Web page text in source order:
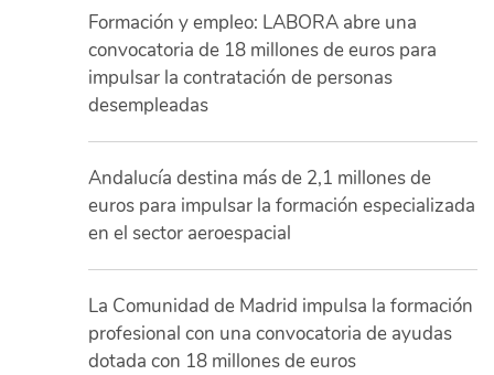
Formación y empleo: LABORA abre una
convocatoria de 18 millones de euros para
impulsar la contratación de personas
desempleadas
Andalucía destina más de 2,1 millones de
euros para impulsar la formación especializada
en el sector aeroespacial
La Comunidad de Madrid impulsa la formación
profesional con una convocatoria de ayudas
dotada con 18 millones de euros